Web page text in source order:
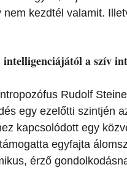
nem kezdtél valamit.
a szív
Rudolf
egy ezelőtti szintjén
kapcsolódott egy
egyfajta
érző